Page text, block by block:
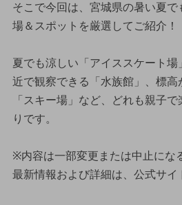
そこで今回は、宮城県の暑い夏
場＆スポットを厳選してご紹介！
夏でも涼しい「アイススケート場
近で観察できる「水族館」、標高
「スキー場」など、どれも親子
りです。
※内容は一部変更または中止にな
最新情報および詳細は、公式サイ